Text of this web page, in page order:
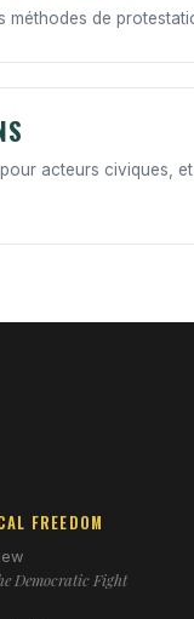
méthodes de
acteurs civiques,
FREEDOM
Democratic Fight